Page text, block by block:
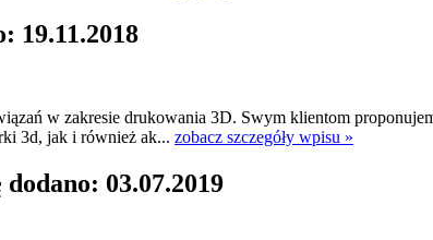
19.11.2018
w zakresie drukowania 3D. Swym klientom
3d, jak i również ak... zobacz szczegóły wpisu »
dodano: 03.07.2019